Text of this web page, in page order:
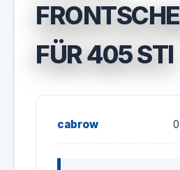
FÜR 405 STI
cabrow